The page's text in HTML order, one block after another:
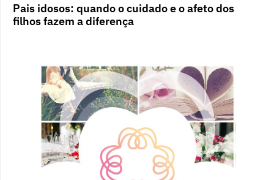
Pais idosos: quando o cuidado e o afeto dos
filhos fazem a diferença